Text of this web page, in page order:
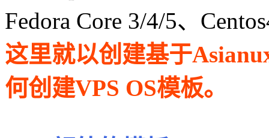
Fedora Core 3/4/5、
这里就以创建基于
何创建VPS OS模板。